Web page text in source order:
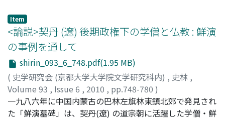
た。また、貞享期の綱吉は、京都所司代と宮中との必要以
上の接近による幕府の威光の減退を恐れ、京都所司代・稲
葉正往を更迭し、宮中の奢移抑制及び霊元天皇の素行是正
と、次代の東山天皇への悪影響防止のため、霊元天皇の譲
位の早期実現を目指したこと、その過程で霊元天皇から示
された大嘗会再興の要望も、譲位の早期実現の観点から容
認していたことが明らかとなった。綱吉は「武家之天下」
の主宰者として、幕府の威光と外聞を意識し、皇位とその
担い手の皇族を慎重に管理しようとしたが、儀式の再興
Item
<論説>契丹 (遼) 後期政権下の学僧と仏教 : 鮮演
の事例を通して
shirin_093_6_748.pdf(1.95 MB)
( 史学研究会 (京都大学大学院文学研究科内) , 史林 ,
Volume 93 , Issue 6 , 2010 , pp.748-780 )
藤原, 崇人;FUJIWARA, Takato;フジワラ, タカト
一九八六年に中国内蒙古の巴林左旗林東鎮北郊で発見され
た「鮮演墓碑」は、契丹(遼) の道宗朝に活躍した学僧・鮮